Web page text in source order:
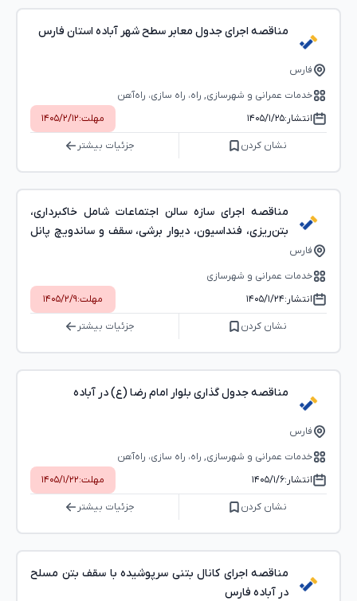
مناقصه اجرای جدول معابر سطح شهر آباده استان فارس
فارس
خدمات عمرانی و شهرسازی, راه، راه‌ سازی، راه‌آهن
انتشار:۱۴۰۵/۱/۲۵ مهلت:۱۴۰۵/۲/۱۲
نشان کردن جزئیات بیشتر
مناقصه اجرای سازه سالن اجتماعات شامل خاکبرداری،
بتن‌ریزی، فنداسیون، دیوار برشی، سقف و ساندویچ پانل
فارس
خدمات عمرانی و شهرسازی
انتشار:۱۴۰۵/۱/۲۴ مهلت:۱۴۰۵/۲/۹
نشان کردن جزئیات بیشتر
مناقصه جدول گذاری بلوار امام رضا (ع) در آباده
فارس
خدمات عمرانی و شهرسازی, راه، راه‌ سازی، راه‌آهن
انتشار:۱۴۰۵/۱/۶ مهلت:۱۴۰۵/۱/۲۲
نشان کردن جزئیات بیشتر
مناقصه اجرای کانال بتنی سرپوشیده با سقف بتن مسلح
در آباده فارس